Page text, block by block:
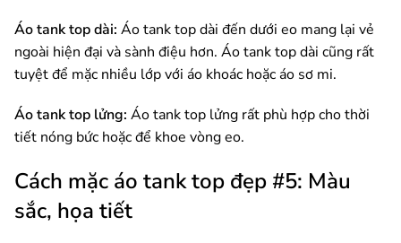
Áo tank top dài: Áo tank top dài đến dưới eo mang lại vẻ
ngoài hiện đại và sành điệu hơn. Áo tank top dài cũng rất
tuyệt để mặc nhiều lớp với áo khoác hoặc áo sơ mi.
Áo tank top lửng: Áo tank top lửng rất phù hợp cho thời
tiết nóng bức hoặc để khoe vòng eo.
Cách mặc áo tank top đẹp #5: Màu
sắc, họa tiết